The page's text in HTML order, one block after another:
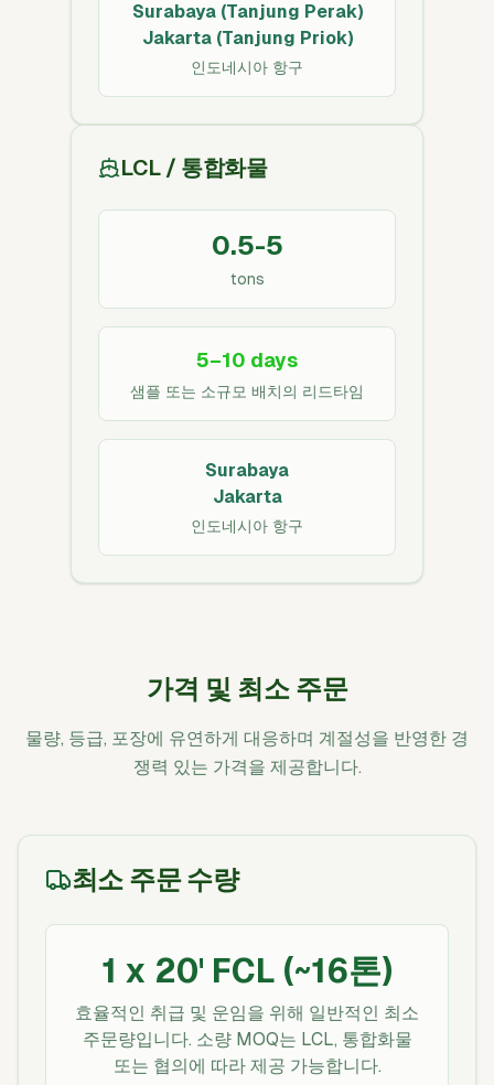
Surabaya (Tanjung Perak)
Jakarta (Tanjung Priok)
인도네시아 항구
LCL / 통합화물
0.5-5
tons
5–10 days
샘플 또는 소규모 배치의 리드타임
Surabaya
Jakarta
인도네시아 항구
가격 및 최소 주문
물량, 등급, 포장에 유연하게 대응하며 계절성을 반영한 경
쟁력 있는 가격을 제공합니다.
최소 주문 수량
1 x 20' FCL (~16톤)
효율적인 취급 및 운임을 위해 일반적인 최소
주문량입니다. 소량 MOQ는 LCL, 통합화물
또는 협의에 따라 제공 가능합니다.